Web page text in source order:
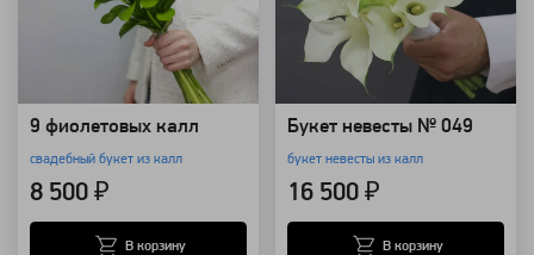
9 фиолетовых калл
свадебный букет из калл
8 500 ₽
В корзину
Букет невесты № 049
букет невесты из калл
16 500 ₽
В корзину